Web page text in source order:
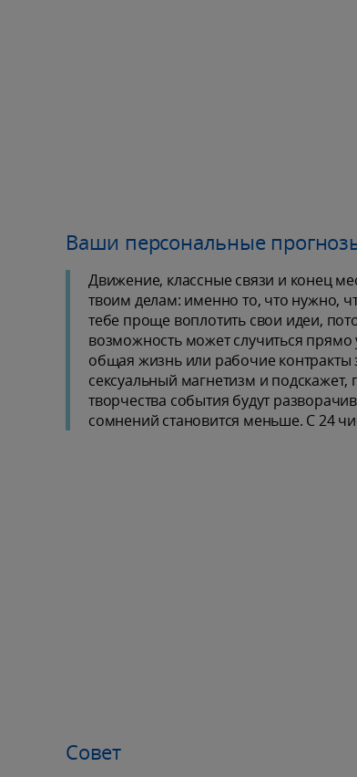
Ваши персональные
Движение, классные связи и конец
твоим делам: именно то, что нужно,
тебе проще воплотить свои идеи,
возможность может случиться прямо
общая жизнь или рабочие контракты
сексуальный магнетизм и подскажет,
творчества события будут
сомнений становится меньше. С 24
Совет